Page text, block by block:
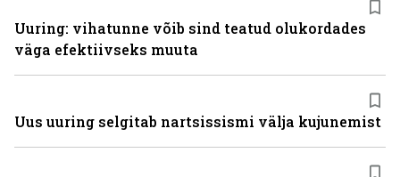
Uuring: vihatunne võib sind teatud olukordades
väga efektiivseks muuta
Uus uuring selgitab nartsissismi välja kujunemist